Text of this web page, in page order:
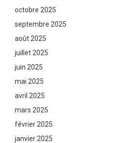
octobre 2025
septembre 2025
août 2025
juillet 2025
juin 2025
mai 2025
avril 2025
mars 2025
février 2025
janvier 2025